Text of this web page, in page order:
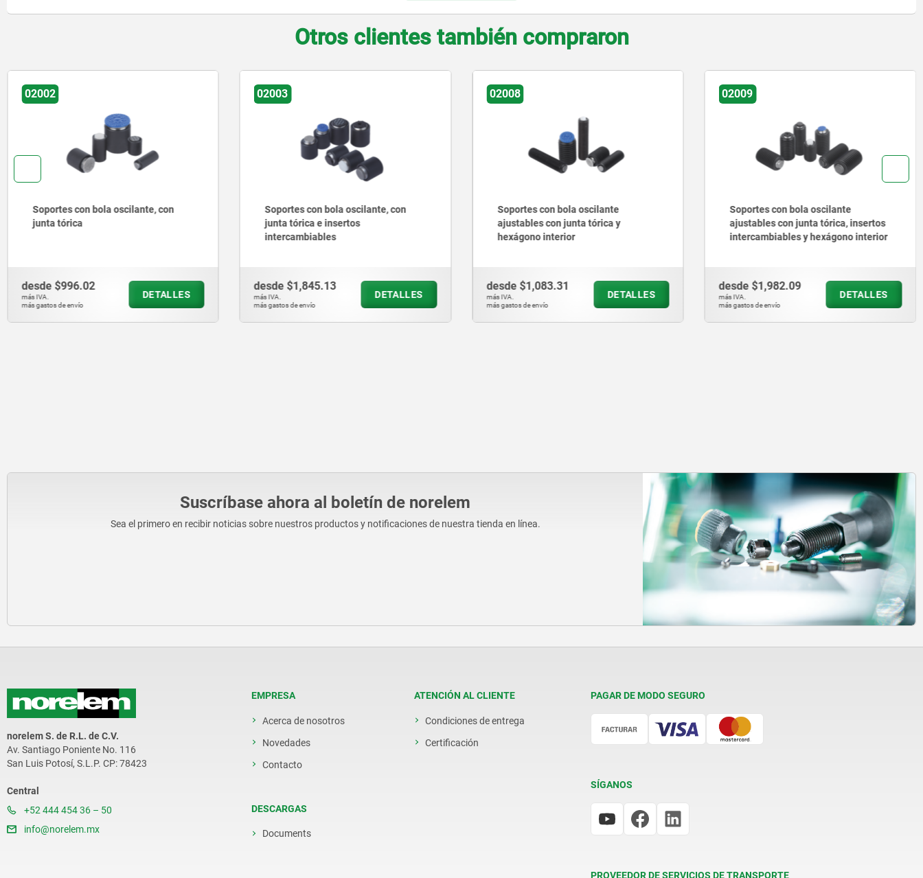
Otros clientes también compraron
02003
Soportes con bola oscilante, con
junta tórica e insertos
desde$1,845.13
más gastos de envío
DETALLES
02008
Soportes con bola oscilante
ajustables con junta tórica y
hexágono interior
desde$1,083.31
más gastos de envío
DETALLES
02009
Soportes con bola oscilante
ajustables con junta tórica, insertos
intercambiables y hexágono interior
desde$1,982.09
más gastos de envío
DETALLES
02004
Soportes con bola oscilante, de
retrogiro automático
desde$1,259.99
más gastos de envío
DETALLES
Suscríbase ahora al boletín de norelem
Sea el primero en recibir noticias sobre nuestros productos y notificaciones de nuestra tienda en línea.
norelem S. de R.L. de C.V.
Av. Santiago Poniente No. 116
San Luis Potosí, S.L.P. CP: 78423
Central
+52 444 454 36 – 50
info@norelem.mx
EMPRESA
Acerca de nosotros
Novedades
Contacto
DESCARGAS
Documents
ATENCIÓN AL CLIENTE
Condiciones de entrega
Certificación
PAGAR DE MODO SEGURO
SÍGANOS
PROVEEDOR DE SERVICIOS DE TRANSPORTE